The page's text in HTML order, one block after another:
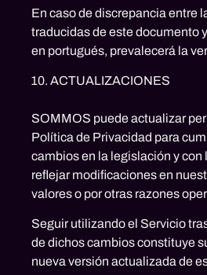
En caso de discrepancia entre
traducidas de este documento
en portugués, prevalecerá la
ACTUALIZACIONES
SOMMOS puede actualizar
Política de Privacidad para
cambios en la legislación y con
reflejar modificaciones en
valores o por otras razones
Seguir utilizando el Servicio
de dichos cambios constituye
nueva versión actualizada de